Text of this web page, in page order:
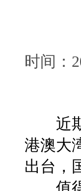
时间：
近期
港澳大
出台，